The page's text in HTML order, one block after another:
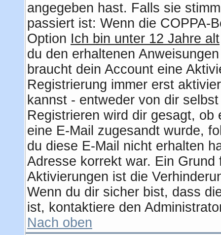
angegeben hast. Falls sie
passiert ist: Wenn die COPPA-
Option Ich bin unter 12 Jahre alt
du den erhaltenen
braucht dein Account eine
Registrierung immer erst
kannst - entweder von dir
Registrieren wird dir gesagt,
eine E-Mail zugesandt wurde,
du diese E-Mail nicht erhalten
Adresse korrekt war. Ein
Aktivierungen ist die
Wenn du dir sicher bist, dass
ist, kontaktiere den
Nach oben